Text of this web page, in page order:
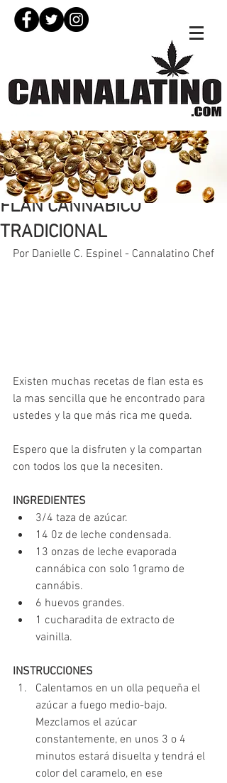
FLAN CANNÁBICO
TRADICIONAL
26 dic 2020
Por Danielle C. Espinel - Cannalatino Chef
Existen muchas recetas de flan esta es
la mas sencilla que he encontrado para
ustedes y la que más rica me queda.
Espero que la disfruten y la compartan
con todos los que la necesiten.
INGREDIENTES
3/4 taza de azúcar.
14 0z de leche condensada.
13 onzas de leche evaporada
cannábica con solo 1gramo de
cannábis.
6 huevos grandes.
1 cucharadita de extracto de
vainilla.
INSTRUCCIONES
Calentamos en un olla pequeña el
azúcar a fuego medio-bajo.
Mezclamos el azúcar
constantemente, en unos 3 o 4
minutos estará disuelta y tendrá el
color del caramelo, en ese